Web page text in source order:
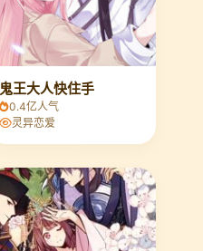
鬼王大人快住手
0.4亿人气
灵异恋爱